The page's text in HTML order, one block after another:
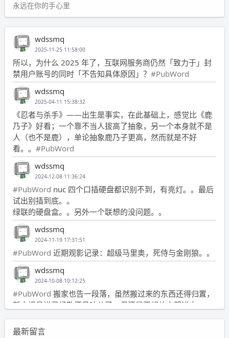
永远在你的手心里
wdssmq
2025-11-25 11:58:00
所以，为什么 2025 年了，互联网服务商仍然「致力于」封
禁用户账号的同时「不告知具体原因」？ #PubWord
wdssmq
2025-04-11 15:38:32
《忍者与杀手》——出生是事实，在此基础上，感觉比《鹿
乃子》好看；一个靠不当人拔高了抽象，另一个本身就不是
人（也不是鹿），单论抽象鹿乃子更高，然而就是不好
看。。 #PubWord
wdssmq
2024-12-08 11:36:24
#PubWord nuc 四个口插硬盘都识别不到，有亮灯。。最后
试出别插到底。。
绿联的硬盘盒。。另外一个联想的没问题。。
wdssmq
2024-11-19 17:31:51
#PubWord 近期观影记录：超级马里奥，死侍与金刚狼。。
wdssmq
2024-10-08 10:12:25
#PubWord 搬家也告一段落，虽然搬过来的东西还得归置，
新衣柜虽说已经散俩月味儿了，但还是不想放衣服进去。
wdssmq
2024-09-23 21:00:49
最新留言